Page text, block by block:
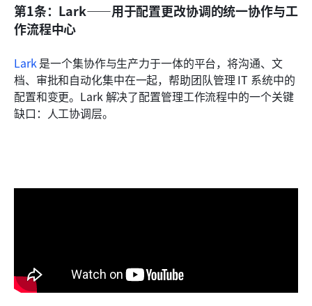
第1条：Lark——用于配置更改协调的统一协作与工
作流程中心
Lark 是一个集协作与生产力于一体的平台，将沟通、文
档、审批和自动化集中在一起，帮助团队管理 IT 系统中的
配置和变更。Lark 解决了配置管理工作流程中的一个关键
缺口：人工协调层。